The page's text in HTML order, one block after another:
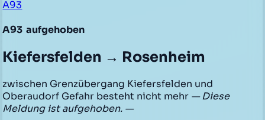
A93
A93 aufgehoben
Kiefersfelden → Rosenheim
zwischen Grenzübergang Kiefersfelden und
Oberaudorf Gefahr besteht nicht mehr — Diese
Meldung ist aufgehoben. —